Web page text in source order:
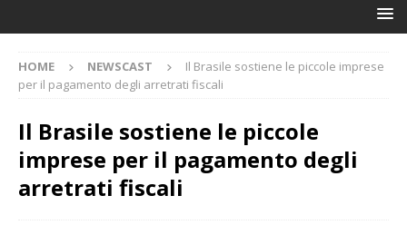
HOME NEWSCAST
Il Brasile sostiene le piccole imprese
per il pagamento degli arretrati fiscali
Il Brasile sostiene le piccole
imprese per il pagamento degli
arretrati fiscali